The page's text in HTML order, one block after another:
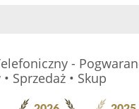
-
Sprzedaż • Skup